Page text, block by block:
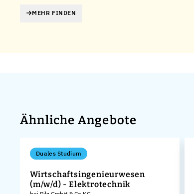
MEHR FINDEN
Ähnliche Angebote
Duales Studium
Wirtschaftsingenieurwesen
(m/w/d) - Elektrotechnik